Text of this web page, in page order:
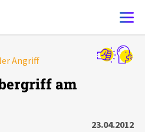
melden
Angriff
am
23.04.2012